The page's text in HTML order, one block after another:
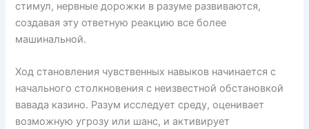
стимул, нервные дорожки в разуме развиваются,
создавая эту ответную реакцию все более
машинальной.
Ход становления чувственных навыков начинается с
начального столкновения с неизвестной обстановкой
вавада казино. Разум исследует среду, оценивает
возможную угрозу или шанс, и активирует